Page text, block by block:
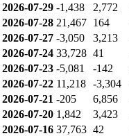
2026-07-29 -1,438 2,772
2026-07-28 21,467 164
2026-07-27 -3,050 3,213
2026-07-24 33,728 41
2026-07-23 -5,081 -142
2026-07-22 11,218 -3,304
2026-07-21 -205 6,856
2026-07-20 1,842 3,423
2026-07-16 37,763 42